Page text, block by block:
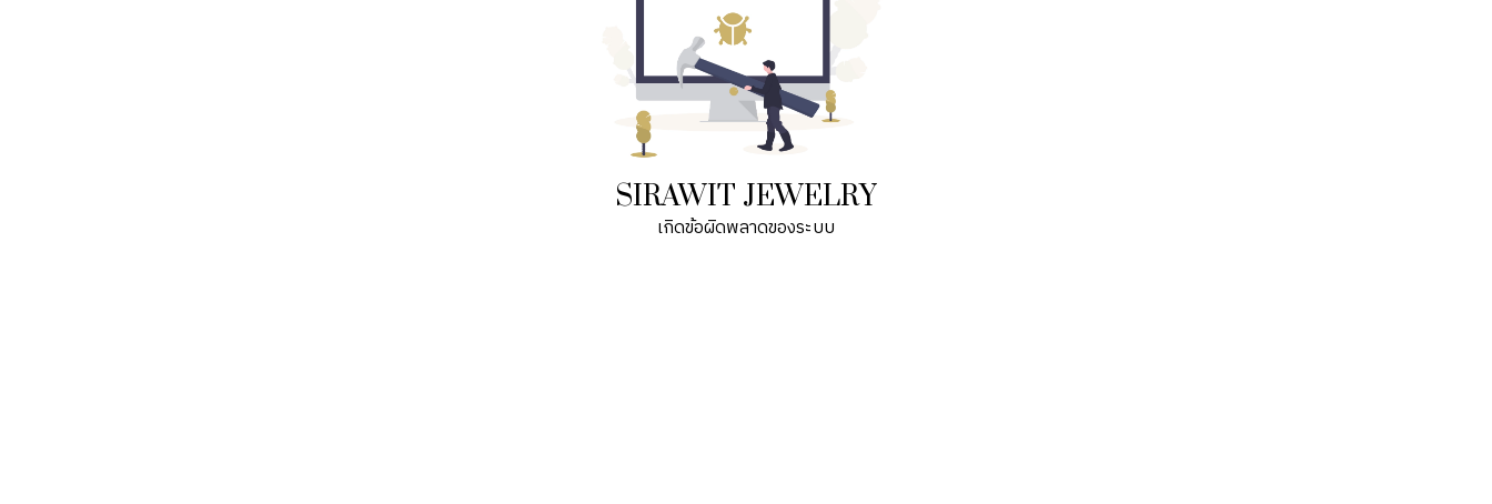
SIRAWIT JEWELRY
เกิดข้อผิดพลาดของระบบ